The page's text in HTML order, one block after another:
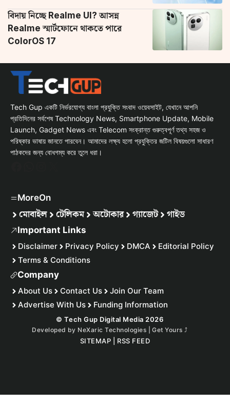
বিদায় নিচ্ছে Realme UI? আসন্ন
Realme স্মার্টফোনে থাকতে পারে
ColorOS 17
Tech Gup একটি নির্ভরযোগ্য বাংলা প্রযুক্তি সংবাদ ওয়েবসাইট, যেখানে আপনি
প্রতিদিনের সর্বশেষ Technology News, Smartphone Update, Mobile
Launch, Gadget News এবং Telecom সংক্রান্ত গুরুত্বপূর্ণ তথ্য সহজ ও
পরিষ্কার ভাষায় জানতে পারবেন। আমাদের লক্ষ্য হলো প্রযুক্তির জটিল বিষয়গুলো সাধারণ
পাঠকদের জন্য বোধগম্য করে তুলে ধরা।
MoreOn
মোবাইল টেলিকম অটোকার গ্যাজেট গাইড
Important Links
Disclaimer Privacy Policy DMCA
Editorial Policy
Terms & Conditions
Company
About Us Contact Us
Join Our Team
Advertise With Us
Funding Information
© Tech Gup Digital Media 2026
Developed by NeXaric Technologies | Get Yours⤴︎
SITEMAP RSS FEED